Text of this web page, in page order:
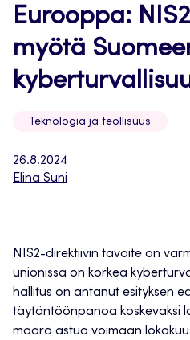
26.8.2024
Elina Suni
Eurooppa:
myötä
Teknologia ja teollisuus
NIS2-direktiivin tavoite on
unionissa on korkea
hallitus on antanut esityksen
täytäntöönpanoa koskevaksi
määrä astua voimaan